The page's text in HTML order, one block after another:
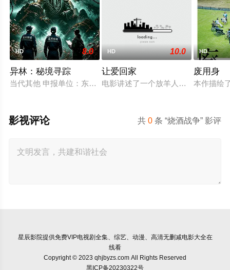
HD 8.0
异林：秘境寻踪
当代其他 申报单位：东旗时代（北京）影视文化传媒有限公司
HD 10.0
让爱回家
电影讲述了一个放羊人吴鑫，为两只
HD
废用身
本作描绘
共0 条 “烧酒战争” 影评
影视评论
星辰影院提供免费VIP电视剧全集、综艺、动漫、高清无删减电影大全在
线看
Copyright © 2023 qhjbyzs.com All Rights Reserved
黑ICP备20230322号